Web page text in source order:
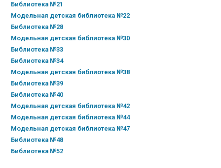
Библиотека №21
Модельная детская библиотека №22
Библиотека №28
Модельная детская библиотека №30
Библиотека №33
Библиотека №34
Модельная детская библиотека №38
Библиотека №39
Библиотека №40
Модельная детская библиотека №42
Модельная детская библиотека №44
Модельная детская библиотека №47
Библиотека №48
Библиотека №52